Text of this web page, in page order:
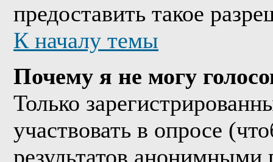
предоставить такое
К началу темы
Почему я не могу
Только
участвовать в опросе
результатов